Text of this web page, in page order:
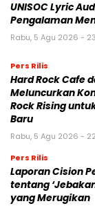
UNISOC Lyric
Pengalaman
Rabu, 5 Agu 2026 -
Pers Rilis
Hard Rock Cafe
Meluncurkan
Rock Rising
Baru
Rabu, 5 Agu 2026 -
Pers Rilis
Laporan Cision
tentang
yang Merugikan